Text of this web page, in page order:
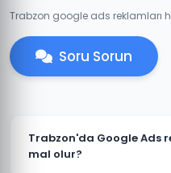
Trabzon google ads reklamları
Soru Sorun
Trabzon'da Google Ads
mal olur?